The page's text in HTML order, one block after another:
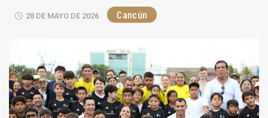
28 DE MAYO DE 2026 Cancún